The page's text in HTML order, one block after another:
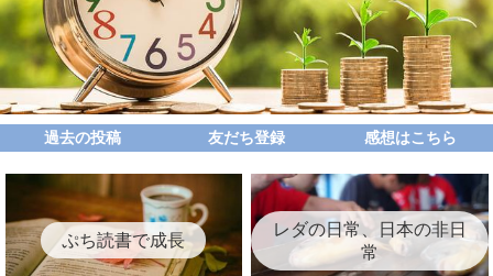
過去の投稿 友だち登録 感想はこちら
ぷち読書で成長
レダの日常、日本の非日
常